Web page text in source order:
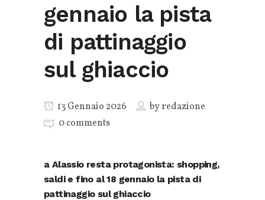
gennaio la pista
di pattinaggio
sul ghiaccio
13 Gennaio 2026 byredazione
0 comments
a Alassio resta protagonista: shopping,
saldi e fino al 18 gennaio la pista di
pattinaggio sul ghiaccio